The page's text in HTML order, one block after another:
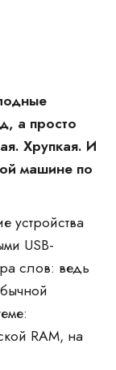
а просто
Хрупкая. И
машине по
устройства
USB-
слов: ведь
RAM, на